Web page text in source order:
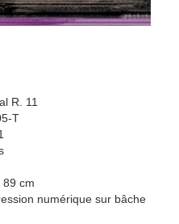
R. 11
T
89 cm
numérique sur bâche